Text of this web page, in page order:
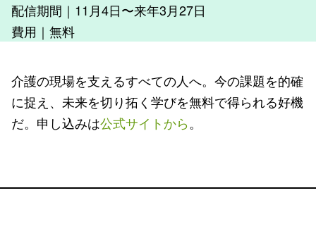
配信期間｜11月4日〜来年3月27日
費用｜無料
介護の現場を支えるすべての人へ。今の課題を的確
に捉え、未来を切り拓く学びを無料で得られる好機
だ。申し込みは公式サイトから。